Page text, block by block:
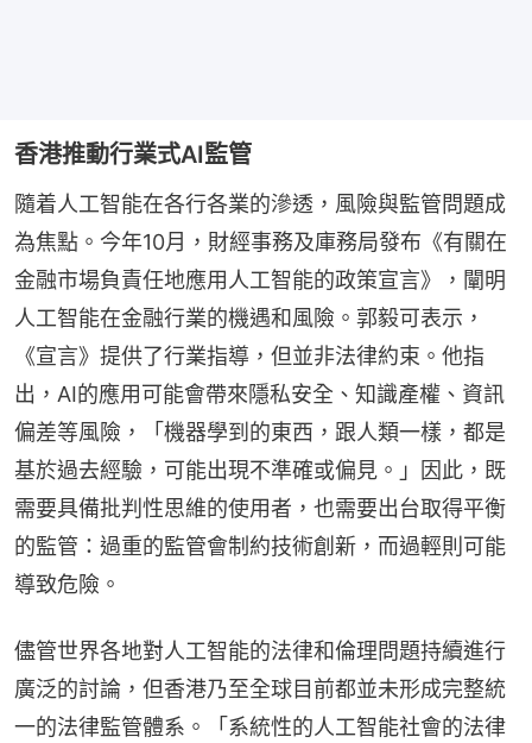
香港推動行業式AI監管
隨着人工智能在各行各業的滲透，風險與監管問題成
為焦點。今年10月，財經事務及庫務局發布《有關在
金融市場負責任地應用人工智能的政策宣言》，闡明
人工智能在金融行業的機遇和風險。郭毅可表示，
《宣言》提供了行業指導，但並非法律約束。他指
出，AI的應用可能會帶來隱私安全、知識產權、資訊
偏差等風險，「機器學到的東西，跟人類一樣，都是
基於過去經驗，可能出現不準確或偏見。」因此，既
需要具備批判性思維的使用者，也需要出台取得平衡
的監管：過重的監管會制約技術創新，而過輕則可能
導致危險。
儘管世界各地對人工智能的法律和倫理問題持續進行
廣泛的討論，但香港乃至全球目前都並未形成完整統
一的法律監管體系。「系統性的人工智能社會的法律